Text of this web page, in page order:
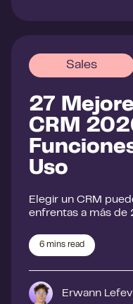
Sales
27
CRM
Uso
Elegir un CRM
enfrentas a más de
6 mins read
Erwann